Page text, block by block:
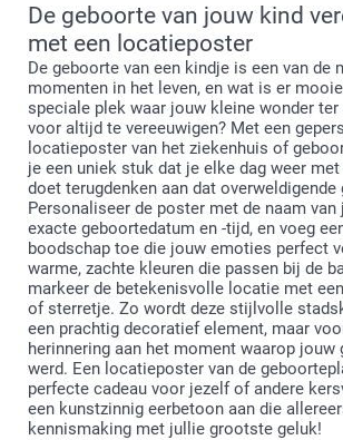
De geboorte van jouw kind
met een locatieposter
De geboorte van een kindje is een van de
momenten in het leven, en wat is er
speciale plek waar jouw kleine wonder
voor altijd te vereeuwigen? Met een
locatieposter van het ziekenhuis of
je een uniek stuk dat je elke dag weer
doet terugdenken aan dat overweldigende
Personaliseer de poster met de naam van
exacte geboortedatum en -tijd, en voeg
boodschap toe die jouw emoties perfect
warme, zachte kleuren die passen bij de
markeer de betekenisvolle locatie met
of sterretje. Zo wordt deze stijlvolle
een prachtig decoratief element, maar
herinnering aan het moment waarop jouw
werd. Een locatieposter van de
perfecte cadeau voor jezelf of andere
een kunstzinnig eerbetoon aan die
kennismaking met jullie grootste geluk!